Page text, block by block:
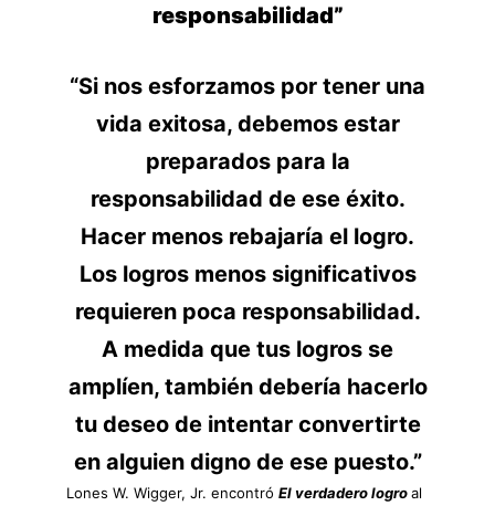
responsabilidad”
“Si nos esforzamos por tener una
vida exitosa, debemos estar
preparados para la
responsabilidad de ese éxito.
Hacer menos rebajaría el logro.
Los logros menos significativos
requieren poca responsabilidad.
A medida que tus logros se
amplíen, también debería hacerlo
tu deseo de intentar convertirte
en alguien digno de ese puesto.”
Lones W. Wigger, Jr. encontró El verdadero logroal